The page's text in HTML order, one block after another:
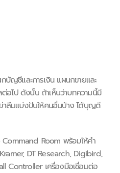
บัญชีและการเงิน แผนกขายและ
ต่อไป ดังนั้น ถ้าเห็นว่าบทความนี้มี
าลืมแบ่งปันให้คนอื่นบ้าง ได้บุญดี
Command Room พร้อมให้คำ
DT Research, Digibird,
Controller เครื่องมือเชื่อมต่อ